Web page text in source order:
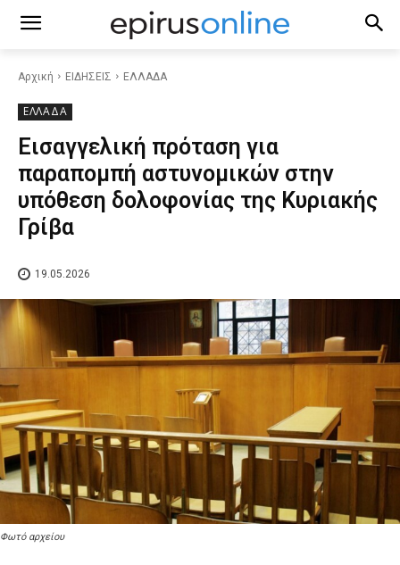
Αρχική ΕΙΔΗΣΕΙΣ ΕΛΛΑΔΑ
ΕΛΛΑΔΑ
Εισαγγελική πρόταση για
παραπομπή αστυνομικών στην
υπόθεση δολοφονίας της Κυριακής
Γρίβα
19.05.2026
Φωτό αρχείου